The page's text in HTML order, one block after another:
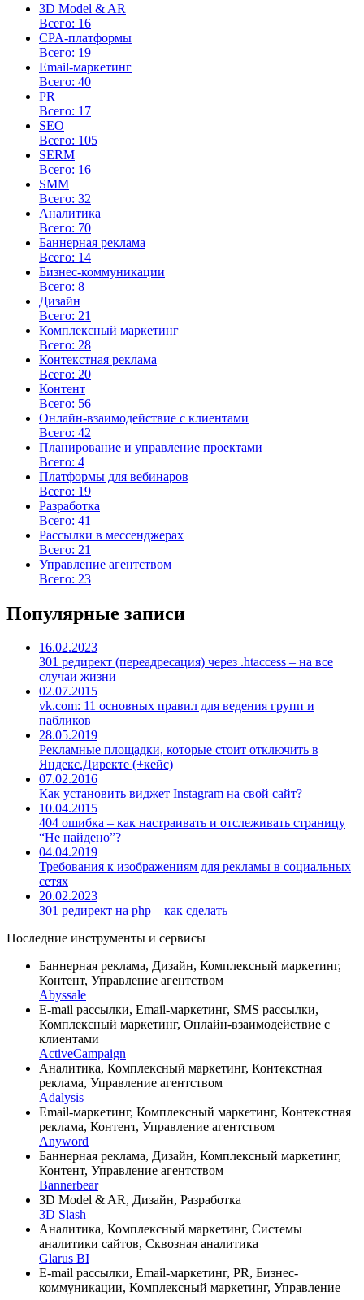
3D Model & AR
Всего: 16
CPA-платформы
Всего: 19
Email-маркетинг
Всего: 40
PR
Всего: 17
SEO
Всего: 105
SERM
Всего: 16
SMM
Всего: 32
Аналитика
Всего: 70
Баннерная реклама
Всего: 14
Бизнес-коммуникации
Всего: 8
Дизайн
Всего: 21
Комплексный маркетинг
Всего: 28
Контекстная реклама
Всего: 20
Контент
Всего: 56
Онлайн-взаимодействие с клиентами
Всего: 42
Планирование и управление проектами
Всего: 4
Платформы для вебинаров
Всего: 19
Разработка
Всего: 41
Рассылки в мессенджерах
Всего: 21
Управление агентством
Всего: 23
Популярные записи
16.02.2023
301 редирект (переадресация) через .htaccess – на все
случаи жизни
02.07.2015
vk.com: 11 основных правил для ведения групп и
пабликов
28.05.2019
Рекламные площадки, которые стоит отключить в
Яндекс.Директе (+кейс)
07.02.2016
Как установить виджет Instagram на свой сайт?
10.04.2015
404 ошибка – как настраивать и отслеживать страницу
“Не найдено”?
04.04.2019
Требования к изображениям для рекламы в социальных
сетях
20.02.2023
301 редирект на php – как сделать
Последние инструменты и сервисы
Баннерная реклама, Дизайн, Комплексный маркетинг,
Контент, Управление агентством
Abyssale
E-mail рассылки, Email-маркетинг, SMS рассылки,
Комплексный маркетинг, Онлайн-взаимодействие с
клиентами
ActiveCampaign
Аналитика, Комплексный маркетинг, Контекстная
реклама, Управление агентством
Adalysis
Email-маркетинг, Комплексный маркетинг, Контекстная
реклама, Контент, Управление агентством
Anyword
Баннерная реклама, Дизайн, Комплексный маркетинг,
Контент, Управление агентством
Bannerbear
3D Model & AR, Дизайн, Разработка
3D Slash
Аналитика, Комплексный маркетинг, Системы
аналитики сайтов, Сквозная аналитика
Glarus BI
E-mail рассылки, Email-маркетинг, PR, Бизнес-
коммуникации, Комплексный маркетинг, Управление